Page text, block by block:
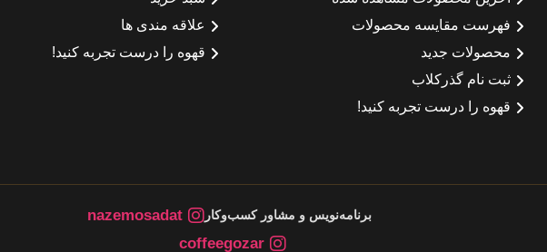
فهرست مقایسه محصولات
محصولات جدید
ثبت نام گذرکلاب
قهوه را درست تجربه کنید!
علاقه مندی ها
قهوه را درست تجربه کنید!
برنامه‌نویس و مشاور کسب‌وکار
nazemosadat
coffeegozar